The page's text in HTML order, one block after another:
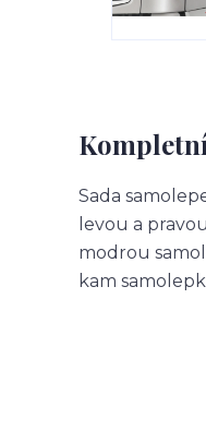
Sada
levou a
modrou
kam